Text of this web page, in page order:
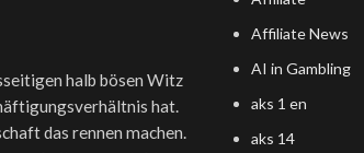
halb bösen Witz
hat.
das rennen machen.
Affiliate News
AI in Gambling
aks 1 en
aks 14